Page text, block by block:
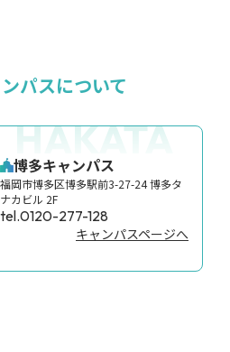
パスについて
HAKATA
博多キャンパス
福岡市博多区博多駅前3-27-24 博多タ
ナカビル 2F
tel.0120-277-128
キャンパスページへ